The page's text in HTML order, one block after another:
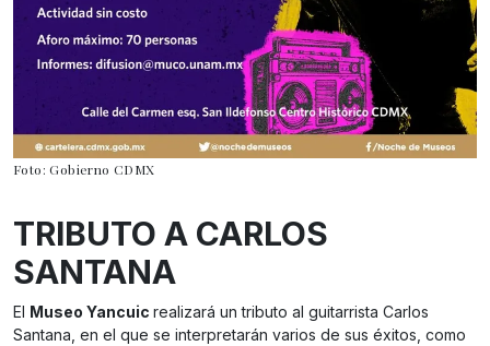
Foto: Gobierno CDMX
TRIBUTO A CARLOS
SANTANA
El Museo Yancuic realizará un tributo al guitarrista Carlos
Santana, en el que se interpretarán varios de sus éxitos, como